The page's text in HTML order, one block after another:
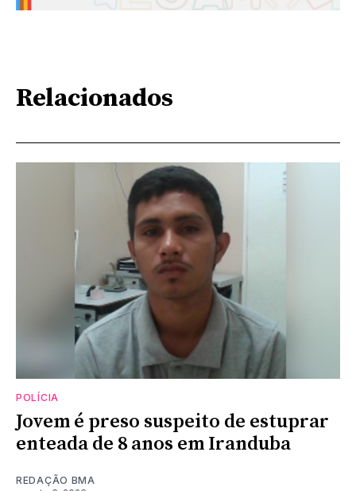
Relacionados
POLÍCIA
Jovem é preso suspeito de estuprar
enteada de 8 anos em Iranduba
REDAÇÃO BMA